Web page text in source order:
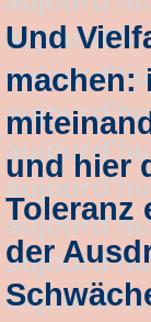
Und
machen:
und hier
Toleranz
der